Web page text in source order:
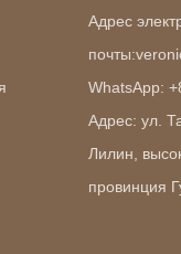
Адрес
WhatsApp:
Адрес: ул.
Лилин,
провинция